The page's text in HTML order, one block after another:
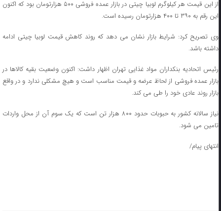
از این قیمت هر کیلوگرم لوبیا چیتی در بازار عمده فروشی ۵۰۰ هزارتومان بود که اکنون
این رقم به ۳۹۰ تا ۴۰۰ هزارتومان رسیده است.
وی تصریح کرد: شرایط بازار نشان می دهد که روند کاهش قیمت لوبیا چیتی ادامه
داشته باشد.
رئیس اتحادیه بنکداران مواد غذایی تهران اظهار داشت: اکنون وضعیت بقیه کالاها در
بازار عمده فروشی از لحاظ عرضه و قیمت مناسب است و هیچ مشکلی ندارد و در واقع
بازار روند عادی خود را طی می کند.
نیاز سالانه کشور به حبوبات حدود ۸۰۰ هزار تن است که یک سوم آن از محل واردات
تامین می شود.
انتهای پیام/